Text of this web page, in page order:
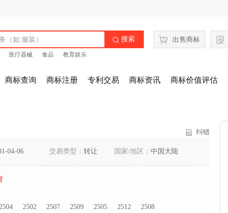
 搜索
医疗器械 食品 教育娱乐
出售商标
商标查询 商标注册 专利交易 商标资讯 商标价值评估
纠错
04-06 交易类型： 转让 国家/地区： 中国大陆
2502 2507 2509 2505 2512 2508